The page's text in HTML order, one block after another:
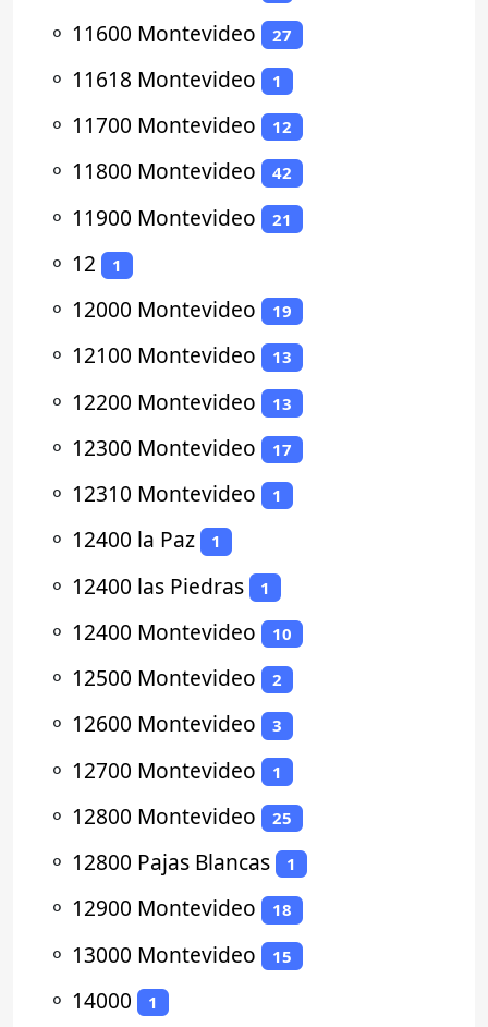
⚬ 11600 Montevideo 27
⚬ 11618 Montevideo 1
⚬ 11700 Montevideo 12
⚬ 11800 Montevideo 42
⚬ 11900 Montevideo 21
⚬ 12 1
⚬ 12000 Montevideo 19
⚬ 12100 Montevideo 13
⚬ 12200 Montevideo 13
⚬ 12300 Montevideo 17
⚬ 12310 Montevideo 1
⚬ 12400 la Paz 1
⚬ 12400 las Piedras 1
⚬ 12400 Montevideo 10
⚬ 12500 Montevideo 2
⚬ 12600 Montevideo 3
⚬ 12700 Montevideo 1
⚬ 12800 Montevideo 25
⚬ 12800 Pajas Blancas 1
⚬ 12900 Montevideo 18
⚬ 13000 Montevideo 15
⚬ 14000 1